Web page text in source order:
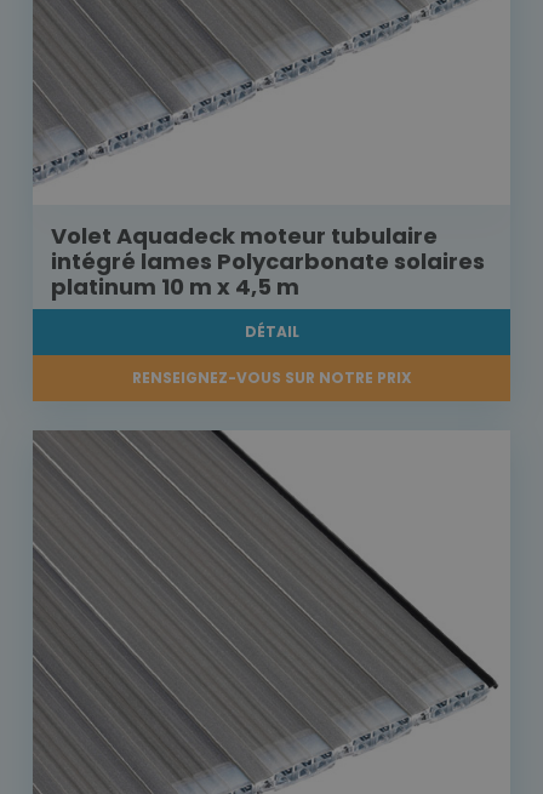
Volet Aquadeck moteur tubulaire
intégré lames Polycarbonate solaires
platinum 10 m x 4,5 m
DÉTAIL
RENSEIGNEZ-VOUS SUR NOTRE PRIX